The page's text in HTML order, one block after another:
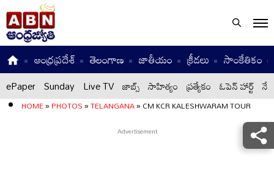
ఆంధ్రప్రదేశ్ తెలంగాణ జాతీయం క్రీడలు సాంకేతికం
ePaper Sunday Live TV జాబ్స్ సాహిత్యం ప్రత్యేకం ఓపెన్ హార్ట్
HOME»PHOTOS»TELANGANA»CM KCR KALESHWARAM TOUR